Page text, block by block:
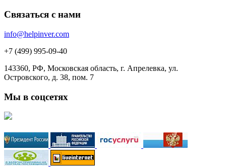
Связаться с нами
info@helpinver.com
+7 (499) 995-09-40
143360, РФ, Московская область, г. Апрелевка, ул.
Островского, д. 38, пом. 7
Мы в соцсетях